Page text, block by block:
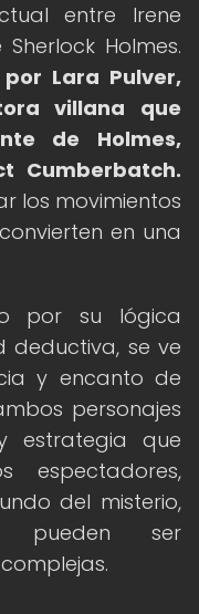
entre Irene
Holmes.
Lara Pulver,
villana que
de Holmes,
Cumberbatch.
los movimientos
en una
por su lógica
se ve
y encanto de
personajes
estrategia que
del misterio,
pueden ser